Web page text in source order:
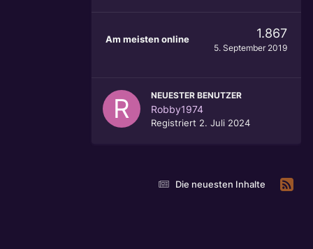
Am meisten online 1.867
5. September 2019
NEUESTER BENUTZER
Robby1974
Registriert 2. Juli 2024
Die neuesten Inhalte